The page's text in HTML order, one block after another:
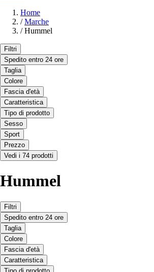
Home
/ Marche
/ Hummel
Filtri
Spedito entro 24 ore
Taglia
Colore
Fascia d'età
Caratteristica
Tipo di prodotto
Sesso
Sport
Prezzo
Vedi i 74 prodotti
Hummel
Filtri
Spedito entro 24 ore
Taglia
Colore
Fascia d'età
Caratteristica